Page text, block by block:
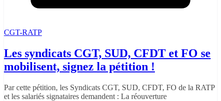
CGT-RATP
Les syndicats CGT, SUD, CFDT et FO se
mobilisent, signez la pétition !
Par cette pétition, les Syndicats CGT, SUD, CFDT, FO de la RATP
et les salariés signataires demandent : La réouverture